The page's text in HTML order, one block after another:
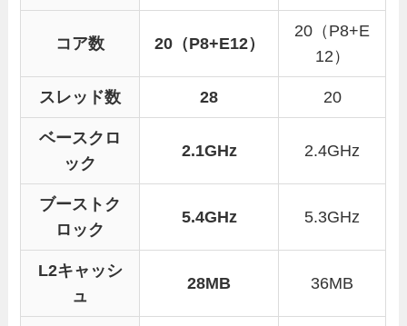
コア数 20（P8+E12）
20（P8+E
12）
スレッド数 28 20
ベースクロ
ック
2.1GHz 2.4GHz
ブーストク
ロック
5.4GHz 5.3GHz
L2キャッシ
ュ
28MB 36MB